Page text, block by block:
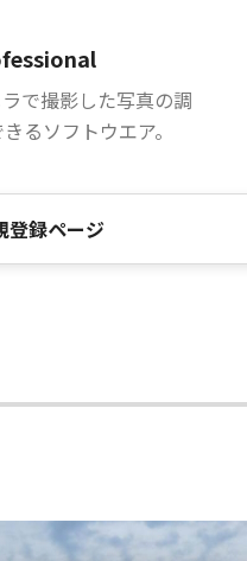
で撮影した写真の調
るソフトウエア。
登録ページ